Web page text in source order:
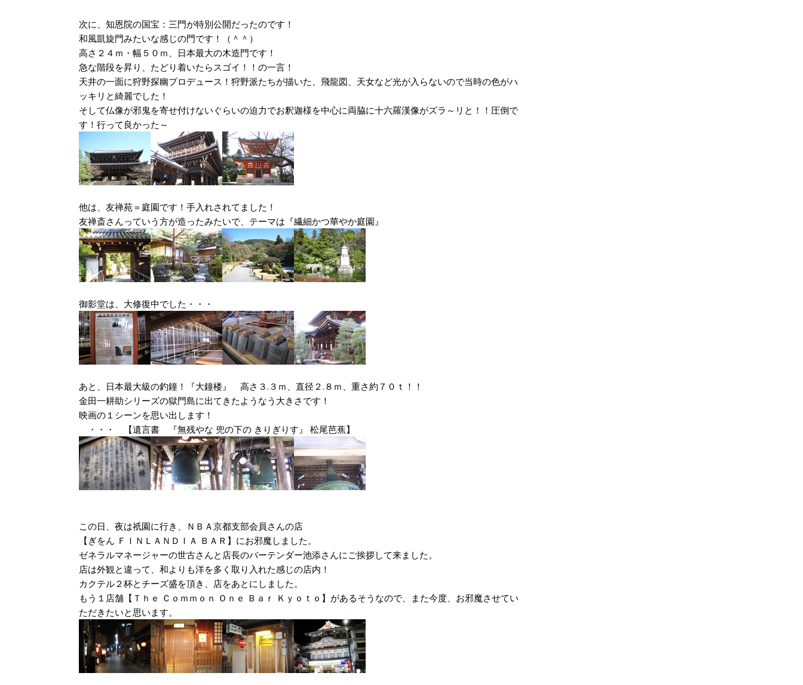
次に、知恩院の国宝：三門が特別公開だったのです！
和風凱旋門みたいな感じの門です！（＾＾）
高さ２４ｍ・幅５０ｍ、日本最大の木造門です！
急な階段を昇り、たどり着いたらスゴイ！！の一言！
天井の一面に狩野探幽プロデュース！狩野派たちが描いた、飛龍図、天女など光が入らないので当時の色がハ
ッキリと綺麗でした！
そして仏像が邪鬼を寄せ付けないぐらいの迫力でお釈迦様を中心に両脇に十六羅漢像がズラ～リと！！圧倒で
す！行って良かった～
他は、友禅苑＝庭園です！手入れされてました！
友禅斎さんっていう方が造ったみたいで、テーマは『繊細かつ華やか庭園』
御影堂は、大修復中でした・・・
あと、日本最大級の釣鐘！『大鐘楼』 高さ３.３ｍ、直径２.８ｍ、重さ約７０ｔ！！
金田一耕助シリーズの獄門島に出てきたようなう大きさです！
映画の１シーンを思い出します！
・・・ 【遺言書 『無残やな 兜の下の きりぎりす』 松尾芭蕉】
この日、夜は祇園に行き、ＮＢＡ京都支部会員さんの店
【ぎをん ＦＩＮＬＡＮＤＩＡ ＢＡＲ】にお邪魔しました。
ゼネラルマネージャーの世古さんと店長のバーテンダー池添さんにご挨拶して来ました。
店は外観と違って、和よりも洋を多く取り入れた感じの店内！
カクテル２杯とチーズ盛を頂き、店をあとにしました。
もう１店舗【Ｔｈｅ Ｃｏｍｍｏｎ Ｏｎｅ Ｂａｒ Ｋｙｏｔｏ】があるそうなので、また今度、お邪魔させてい
ただきたいと思います。